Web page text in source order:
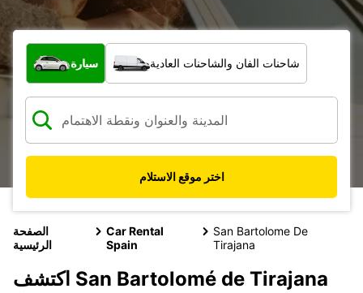
ما نوع المركبة؟
سيارة شاحنات الفان والشاحنات العادية
اختر موقع الاستلام
الصفحة
الرئيسية
Car Rental
Spain
San Bartolome De
Tirajana
اكتشف San Bartolomé de Tirajana